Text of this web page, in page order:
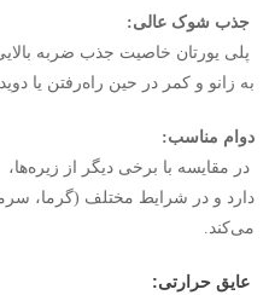
جذب شوک عالی:
پلی یورتان خاصیت جذب ضربه
به زانو و کمر در حین راه‌رفتن یا
دوام مناسب:
در مقایسه با برخی دیگر از زیره‌ها،
دارد و در شرایط مختلف (گرما،
می‌کند.
عایق حرارتی: